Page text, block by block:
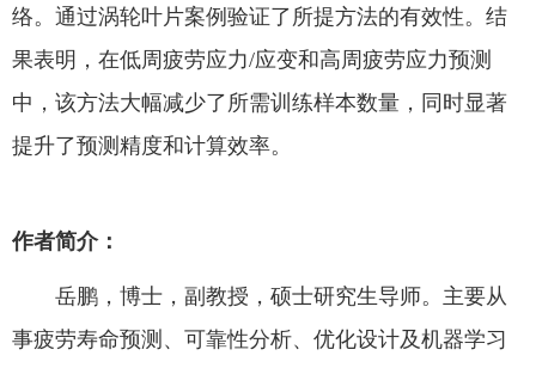
信息门户
西华易班
EN
络。通过涡轮叶片案例验证了所提方法的有效性。结
果表明，在低周疲劳应力/应变和高周疲劳应力预测
中，该方法大幅减少了所需训练样本数量，同时显著
提升了预测精度和计算效率。
作者简介：
岳鹏，博士，副教授，硕士研究生导师。主要从
事疲劳寿命预测、可靠性分析、优化设计及机器学习